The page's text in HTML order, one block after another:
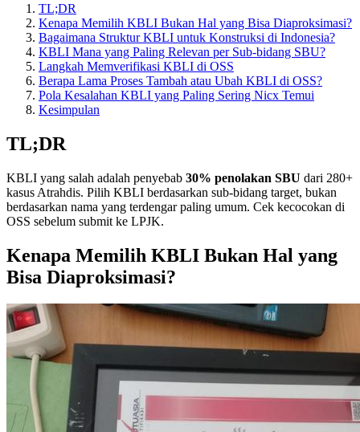
TL;DR
Kenapa Memilih KBLI Bukan Hal yang Bisa Diaproksimasi?
Bagaimana Struktur KBLI untuk Konstruksi di Indonesia?
KBLI Mana yang Paling Relevan per Sub-bidang SBU?
Langkah Memverifikasi KBLI di OSS
Berapa Lama Proses Tambah atau Ubah KBLI di OSS?
Pola Kesalahan KBLI yang Paling Sering Nicx Temui
Kesimpulan
TL;DR
KBLI yang salah adalah penyebab 30% penolakan SBU dari 280+
kasus Atrahdis. Pilih KBLI berdasarkan sub-bidang target, bukan
berdasarkan nama yang terdengar paling umum. Cek kecocokan di
OSS sebelum submit ke LPJK.
Kenapa Memilih KBLI Bukan Hal yang
Bisa Diaproksimasi?